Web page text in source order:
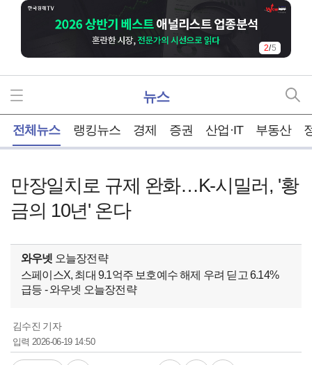
2/5
뉴스
전체뉴스 랭킹뉴스 경제 증권 산업·IT 부동산
만장일치로 규제 완화…K-시밀러, '황
금의 10년' 온다
와우넷 오늘장전략
스페이스X, 최대 9.1억주 보호예수 해제 우려 딛고 6.14%
급등 - 와우넷 오늘장전략
김수진 기자
입력2026-06-19 14:50